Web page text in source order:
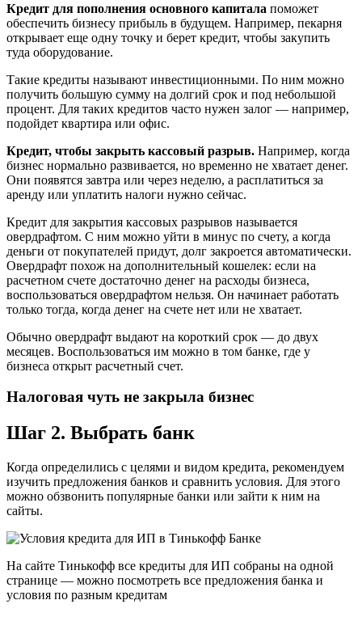
Кредит для пополнения основного капитала поможет
обеспечить бизнесу прибыль в будущем. Например, пекарня
открывает еще одну точку и берет кредит, чтобы закупить
туда оборудование.
Такие кредиты называют инвестиционными. По ним можно
получить большую сумму на долгий срок и под небольшой
процент. Для таких кредитов часто нужен залог — например,
подойдет квартира или офис.
Кредит, чтобы закрыть кассовый разрыв. Например, когда
бизнес нормально развивается, но временно не хватает денег.
Они появятся завтра или через неделю, а расплатиться за
аренду или уплатить налоги нужно сейчас.
Кредит для закрытия кассовых разрывов называется
овердрафтом. С ним можно уйти в минус по счету, а когда
деньги от покупателей придут, долг закроется автоматически.
Овердрафт похож на дополнительный кошелек: если на
расчетном счете достаточно денег на расходы бизнеса,
воспользоваться овердрафтом нельзя. Он начинает работать
только тогда, когда денег на счете нет или не хватает.
Обычно овердрафт выдают на короткий срок — до двух
месяцев. Воспользоваться им можно в том банке, где у
бизнеса открыт расчетный счет.
Налоговая чуть не закрыла бизнес
Шаг 2. Выбрать банк
Когда определились с целями и видом кредита, рекомендуем
изучить предложения банков и сравнить условия. Для этого
можно обзвонить популярные банки или зайти к ним на
сайты.
На сайте Тинькофф все кредиты для ИП собраны на одной
странице — можно посмотреть все предложения банка и
условия по разным кредитам